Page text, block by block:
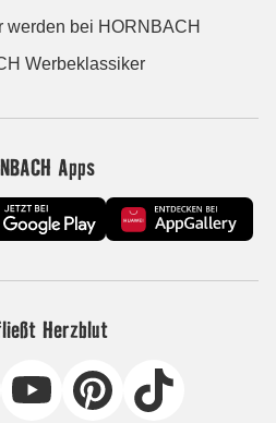
werden bei HORNBACH
Werbeklassiker
Apps
Herzblut